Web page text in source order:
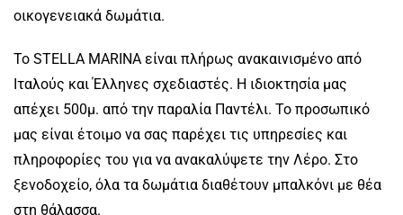
οικογενειακά δωμάτια.
Το STELLA MARINA είναι πλήρως ανακαινισμένο από
Ιταλούς και Έλληνες σχεδιαστές. Η ιδιοκτησία μας
απέχει 500μ. από την παραλία Παντέλι. Το προσωπικό
μας είναι έτοιμο να σας παρέχει τις υπηρεσίες και
πληροφορίες του για να ανακαλύψετε την Λέρο. Στο
ξενοδοχείο, όλα τα δωμάτια διαθέτουν μπαλκόνι με θέα
στη θάλασσα.